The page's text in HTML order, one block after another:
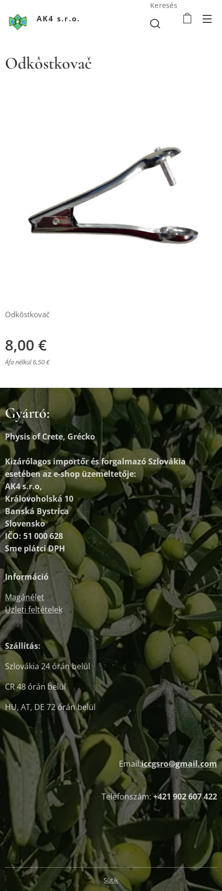
AK4 s.r.o.
Keresés
Odkôstkovač
Odkôstkovač
8,00 €
Áfa nélkül 6,50 €
Gyártó:
Physis of Crete, Grécko
Kizárólagos importőr és forgalmazóSzlovákia
esetében az e-shop üzemeltetője:
AK4 s.r.o,
Královoholská 10
Banská Bystrica
Slovensko
IČO: 51 000 628
Sme plátci DPH
Információ
Magánélet
Üzleti feltételek
Szállítás:
Szlovákia 24 órán belül
CR 48 órán belül
HU, AT, DE 72 órán belül
Email:iccgsro@gmail.com
Telefonszám:+421 902 607 422
Sütik